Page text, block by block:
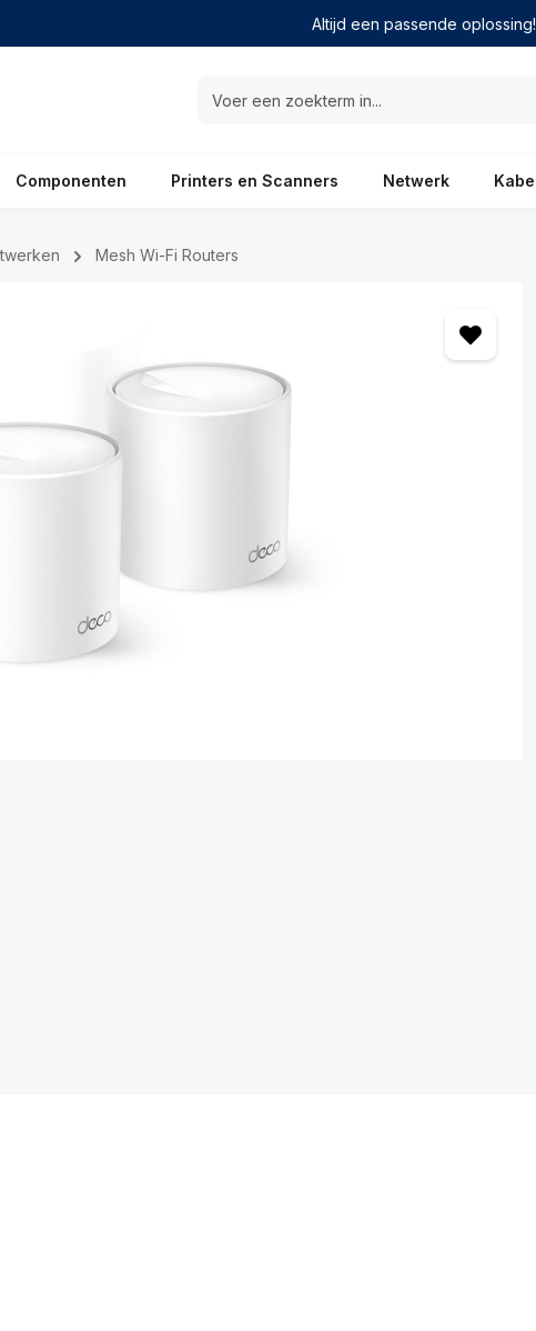
Altijd een passende oplossing!
Componenten Printers en Scanners Netwerk
Mesh Wi-Fi Routers